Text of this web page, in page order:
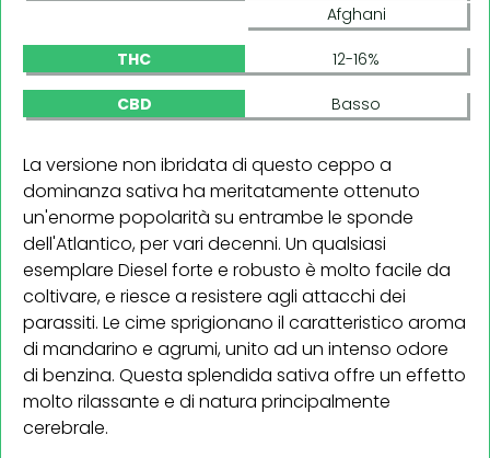
Afghani
THC 12-16%
CBD Basso
La versione non ibridata di questo ceppo a
dominanza sativa ha meritatamente ottenuto
un'enorme popolarità su entrambe le sponde
dell'Atlantico, per vari decenni. Un qualsiasi
esemplare Diesel forte e robusto è molto facile da
coltivare, e riesce a resistere agli attacchi dei
parassiti. Le cime sprigionano il caratteristico aroma
di mandarino e agrumi, unito ad un intenso odore
di benzina. Questa splendida sativa offre un effetto
molto rilassante e di natura principalmente
cerebrale.